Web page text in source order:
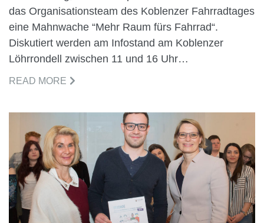
das Organisationsteam des Koblenzer Fahrradtages
eine Mahnwache “Mehr Raum fürs Fahrrad“.
Diskutiert werden am Infostand am Koblenzer
Löhrrondell zwischen 11 und 16 Uhr…
READ MORE